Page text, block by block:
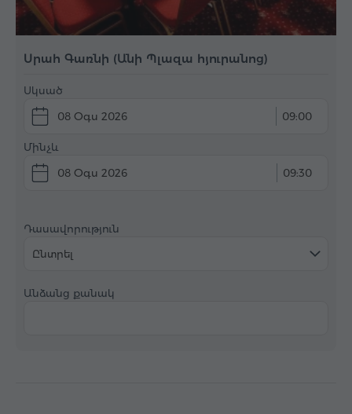
Սրահ Գառնի (Անի Պլազա հյուրանոց)
Սկսած
08 Օգս 2026 09:00
Մինչև
08 Օգս 2026 09:30
Դասավորություն
Ընտրել
Անձանց քանակ